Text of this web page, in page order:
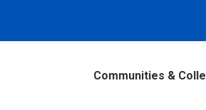
Communities &